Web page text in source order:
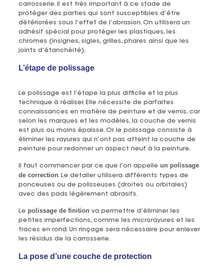
carrosserie. Il est très important à ce stade de
protéger des parties qui sont susceptibles d’être
détériorées sous l’effet de l’abrasion. On utilisera un
adhésif spécial pour protéger les plastiques, les
chromes (insignes, sigles, grilles, phares ainsi que les
joints d’étanchéité).
L’étape de polissage
Le polissage est l’étape la plus difficile et la plus
technique à réaliser. Elle nécessite de parfaites
connaissances en matière de peinture et de vernis, car
selon les marques et les modèles, la couche de vernis
est plus ou moins épaisse. Or le polissage consiste à
éliminer les rayures qui n’ont pas atteint la couche de
peinture pour redonner un aspect neuf à la peinture.
Il faut commencer par ce que l’on appelle un polissage
de correction. Le detailer utilisera différents types de
ponceuses ou de polisseuses (droites ou orbitales)
avec des pads légèrement abrasifs.
Le polissage de finitionva permettre d’éliminer les
petites imperfections, comme les microrayures et les
traces en rond. Un rinçage sera nécessaire pour enlever
les résidus de la carrosserie.
La pose d’une couche de protection